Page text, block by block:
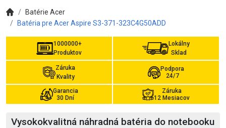
Batérie Acer
Batéria pre Acer Aspire S3-371-323C4G50ADD
1000000+
Produktov
Lokálny
Sklad
Záruka
Kvality
Podpora
24/7
Garancia
30 Dní
Záruka
12 Mesiacov
Vysokokvalitná náhradná batéria do notebooku